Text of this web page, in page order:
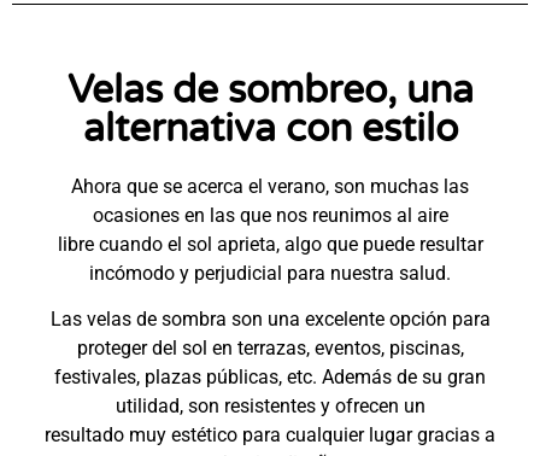
Velas de sombreo, una
alternativa con estilo
Ahora que se acerca el verano, son muchas las
ocasiones en las que nos reunimos al aire
libre cuando el sol aprieta, algo que puede resultar
incómodo y perjudicial para nuestra salud.
Las velas de sombra son una excelente opción para
proteger del sol en terrazas, eventos, piscinas,
festivales, plazas públicas, etc. Además de su gran
utilidad, son resistentes y ofrecen un
resultado muy estético para cualquier lugar gracias a